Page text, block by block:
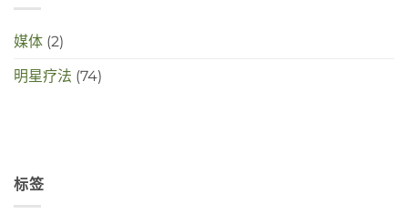
媒体 (2)
明星疗法 (74)
标签